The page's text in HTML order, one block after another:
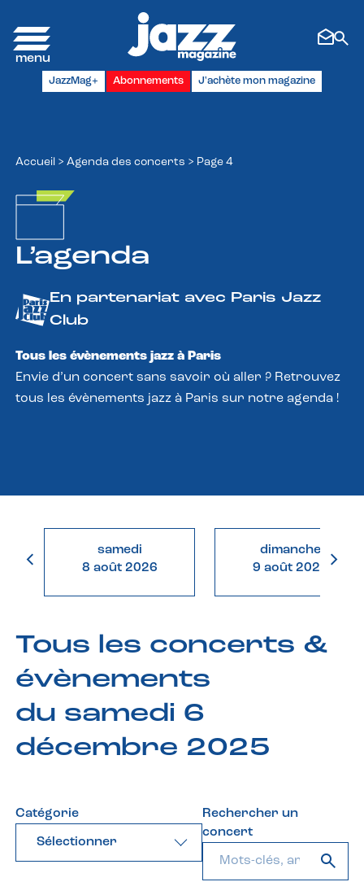
JazzMag+ Abonnements J'achète mon magazine
Accueil > Agenda des concerts > Page 4
L’agenda
En partenariat avec Paris Jazz
Club
Tous les évènements jazz à Paris
Envie d’un concert sans savoir où aller ? Retrouvez
tous les évènements jazz à Paris sur notre agenda !
samedi
8 août 2026
dimanche
9 août 2026
Tous les concerts &
évènements
du samedi 6
décembre 2025
Catégorie
Sélectionner
Rechercher un
concert